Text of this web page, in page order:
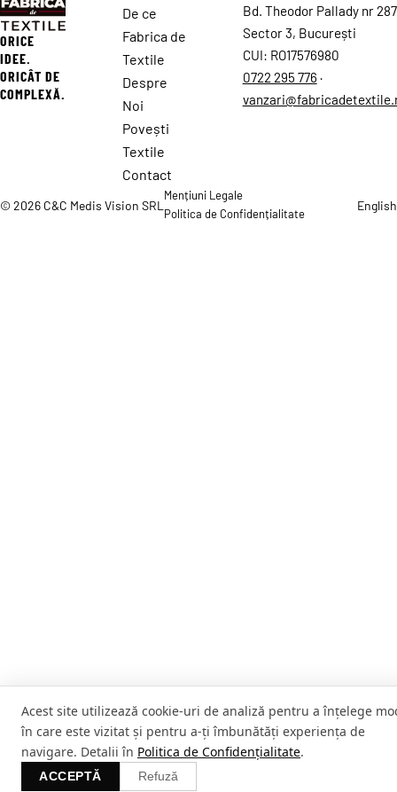
Acest site utilizează cookie-uri de analiză pentru a înțelege
în care este vizitat și pentru a-ți îmbunătăți experiența de
navigare. Detalii în Politica de Confidențialitate.
ACCEPTĂ Refuză
ORICE
IDEE.
ORICÂT DE
COMPLEXĂ.
De ce
Fabrica de
Textile
Despre
Noi
Povești
Textile
Contact
Bd. Theodor Pallady nr
Sector 3, București
CUI: RO17576980
0722 295 776 ·
© 2026 C&C Medis Vision SRL
Mențiuni Legale
Politica de Confidențialitate
English